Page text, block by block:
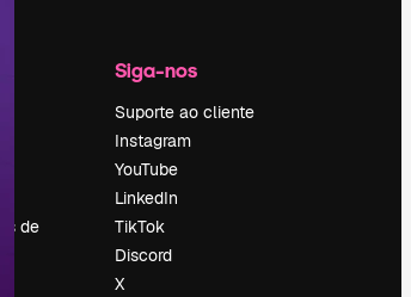
de
Siga-nos
Suporte ao cliente
Instagram
YouTube
LinkedIn
TikTok
Discord
X